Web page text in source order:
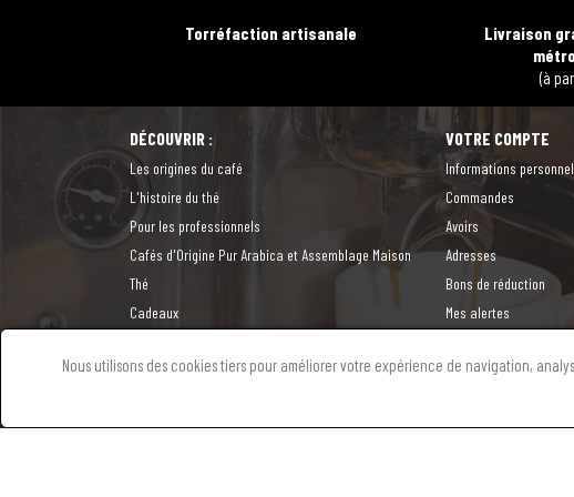
Torréfaction artisanale
Livraison
(à
DÉCOUVRIR :
Les origines du café
L'histoire du thé
Pour les professionnels
Cafés d'Origine Pur Arabica et Assemblage Maison
Thé
Cadeaux
VOTRE COMPTE
Informations
Commandes
Avoirs
Adresses
Bons de réduction
Mes alertes
Nous utilisons des cookies tiers pour améliorer votre expérience de navigation,